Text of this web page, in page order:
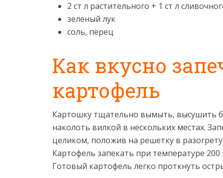
2 ст л растительного + 1 ст л
зеленый лук
соль, перец
Как вкусно
картофель
Картошку тщательно вымыть, высушить
наколоть вилкой в нескольких местах.
целиком, положив на решетку в
Картофель запекать при температуре
Готовый картофель легко проткнуть